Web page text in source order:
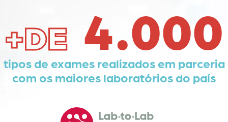
+DE 4.000
tipos de exames realizados em parceria
com os maiores laboratórios do país